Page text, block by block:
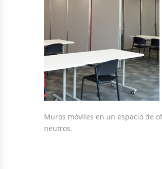
Muros móviles en un espacio de
neutros.